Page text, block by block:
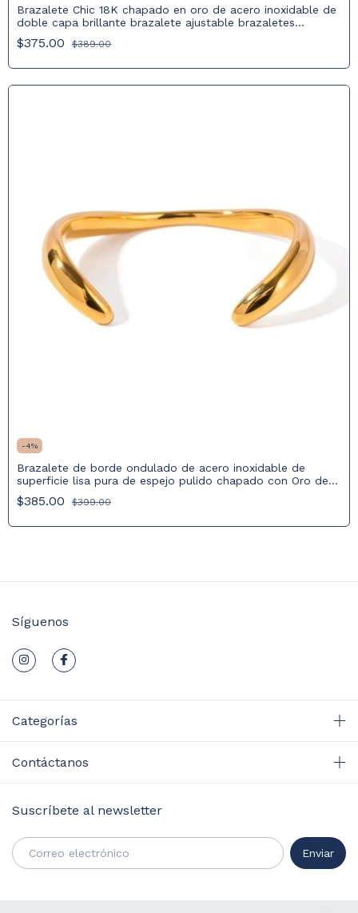
Brazalete Chic 18K chapado en oro de acero inoxidable de
doble capa brillante brazalete ajustable brazaletes
abiertos
$375.00 $389.00
-4%
Brazalete de borde ondulado de acero inoxidable de
superficie lisa pura de espejo pulido chapado con Oro de
18k
$385.00 $399.00
Síguenos
Categorías
Contáctanos
Suscríbete al newsletter